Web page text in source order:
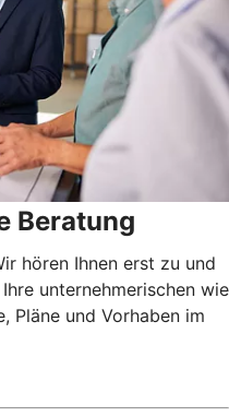
Beratung
hören Ihnen erst zu und
unternehmerischen wie
Pläne und Vorhaben im